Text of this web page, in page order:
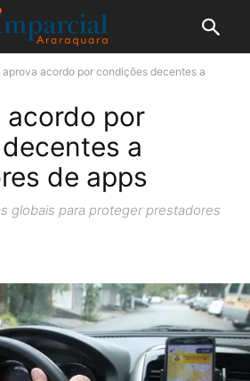
aprova acordo por condições decentes a
acordo por
a
de apps
globais para proteger prestadores